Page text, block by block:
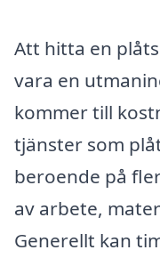
Att hitta en
vara en
kommer till
tjänster som
beroende på
av arbete,
Generellt kan